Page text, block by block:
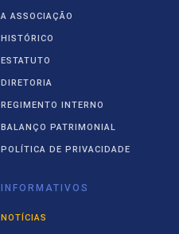
A ASSOCIAÇÃO
HISTÓRICO
ESTATUTO
DIRETORIA
REGIMENTO INTERNO
BALANÇO PATRIMONIAL
POLÍTICA DE PRIVACIDADE
INFORMATIVOS
NOTÍCIAS